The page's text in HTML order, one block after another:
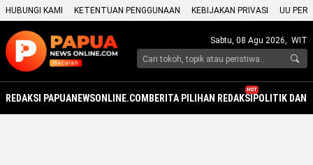
HUBUNGI KAMI KETENTUAN PENGGUNAAN KEBIJAKAN PRIVASI UU
Sabtu, 08 Agu 2026, WIT
REDAKSI PAPUANEWSONLINE.COMBERITA PILIHAN REDAKSI
HOT
POLITIK DAN